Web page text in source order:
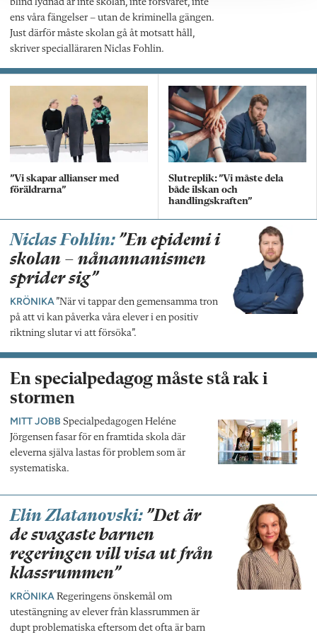
blind lydnad är inte skolan, inte försvaret, inte
ens våra fängelser – utan de kriminella gängen.
Just därför måste skolan gå åt motsatt håll,
skriver specialläraren Niclas Fohlin.
”Vi skapar allianser med
föräldrarna”
Slutreplik: ”Vi måste dela
både ilskan och
handlingskraften”
Niclas Fohlin: ”En epidemi i
skolan – nånannanismen
sprider sig”
KRÖNIKA”När vi tappar den gemensamma tron
på att vi kan påverka våra elever i en positiv
riktning slutar vi att försöka”.
En specialpedagog måste stå rak i
stormen
MITT JOBB Specialpedagogen Heléne
Jörgensen fasar för en framtida skola där
eleverna själva lastas för problem som är
systematiska.
Elin Zlatanovski: ”Det är
de svagaste barnen
regeringen vill visa ut från
klassrummen”
KRÖNIKA Regeringens önskemål om
utestängning av elever från klassrummen är
dupt problematiska eftersom det ofta är barn